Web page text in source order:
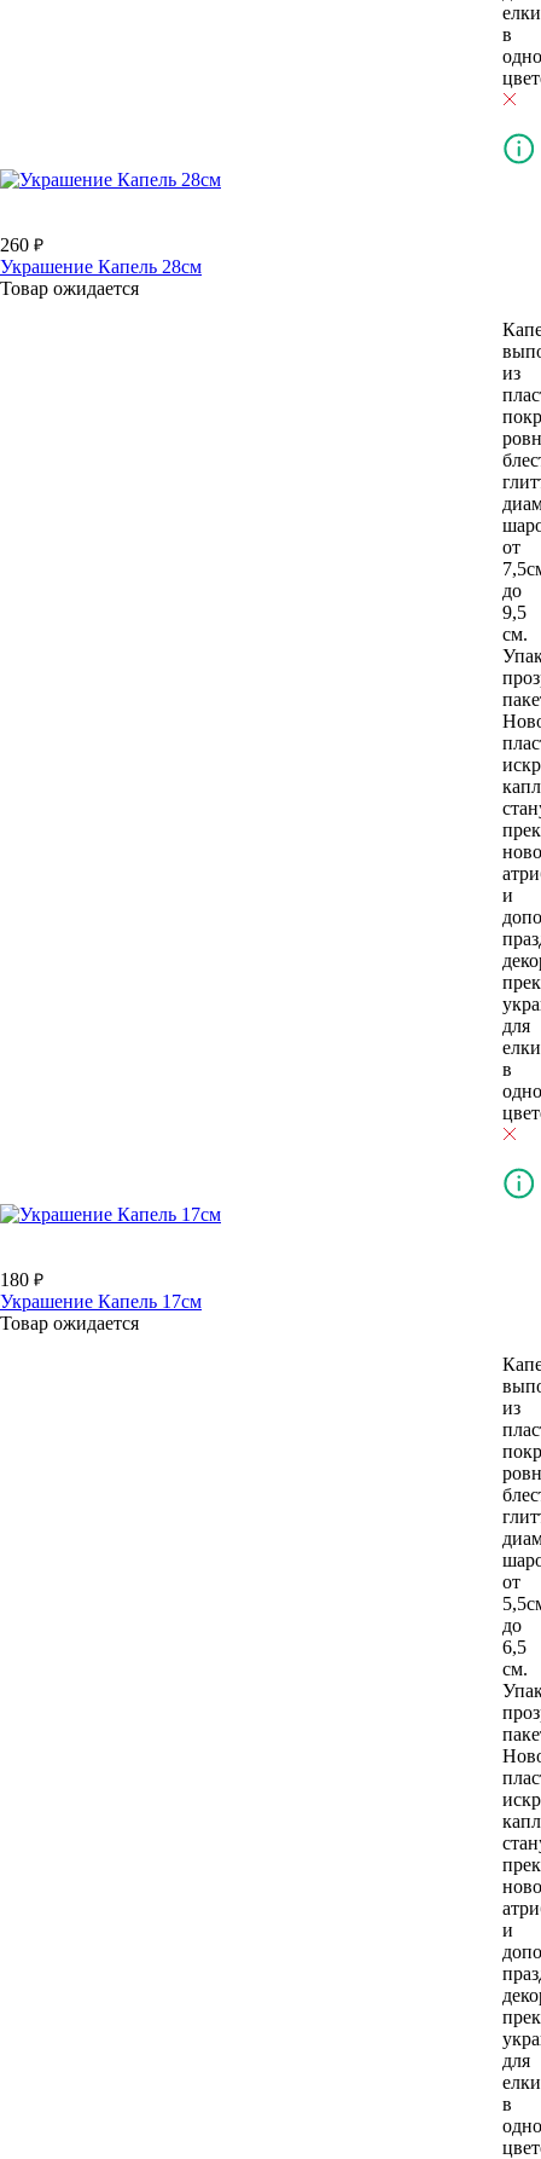
елки
в
260
Украшение Капель 28см
Товар ожидается
из
от
до
9,5
см.
и
для
елки
в
180
Украшение Капель 17см
Товар ожидается
из
от
до
6,5
см.
и
для
елки
в